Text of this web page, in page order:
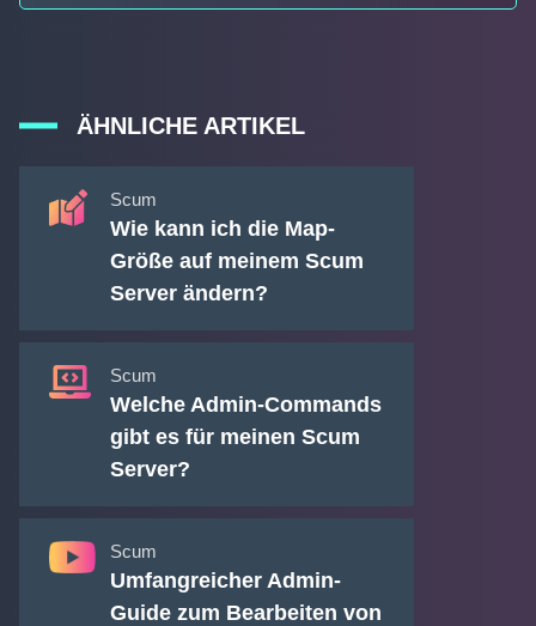
ÄHNLICHE ARTIKEL
Scum
Wie kann ich die Map-
Größe auf meinem Scum
Server ändern?
Scum
Welche Admin-Commands
gibt es für meinen Scum
Server?
Scum
Umfangreicher Admin-
Guide zum Bearbeiten von